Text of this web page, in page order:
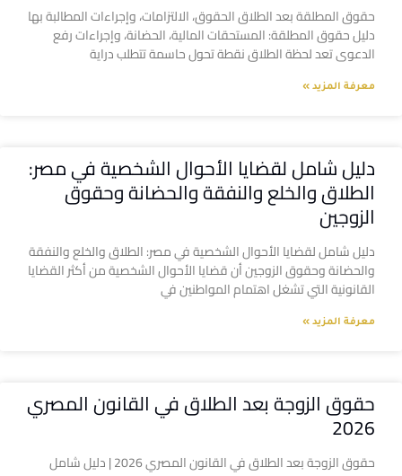
حقوق المطلقة بعد الطلاق الحقوق، الالتزامات، وإجراءات المطالبة بها
دليل حقوق المطلقة: المستحقات المالية، الحضانة، وإجراءات رفع
الدعوى تعد لحظة الطلاق نقطة تحول حاسمة تتطلب دراية
معرفة المزيد »
دليل شامل لقضايا الأحوال الشخصية في مصر:
الطلاق والخلع والنفقة والحضانة وحقوق
الزوجين
دليل شامل لقضايا الأحوال الشخصية في مصر: الطلاق والخلع والنفقة
والحضانة وحقوق الزوجين أن قضايا الأحوال الشخصية من أكثر القضايا
القانونية التي تشغل اهتمام المواطنين في
معرفة المزيد »
حقوق الزوجة بعد الطلاق في القانون المصري
2026
حقوق الزوجة بعد الطلاق في القانون المصري 2026 | دليل شامل